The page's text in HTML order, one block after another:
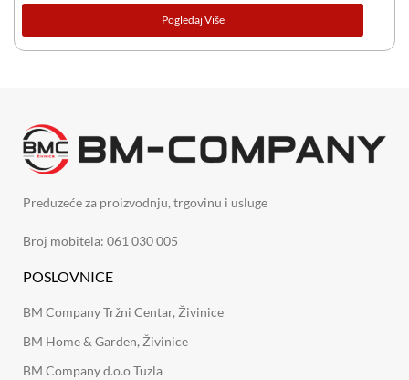
Pogledaj Više
Preduzeće za proizvodnju, trgovinu i usluge
Broj mobitela: 061 030 005
POSLOVNICE
BM Company Tržni Centar, Živinice
BM Home & Garden, Živinice
BM Company d.o.o Tuzla